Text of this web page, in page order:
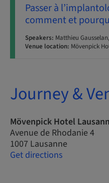
Passer à
comment et
Speakers: Matthieu
Venue location: Mövenpick
Journey &
Mövenpick Hotel
Avenue de Rhodanie 4
1007 Lausanne
Get directions